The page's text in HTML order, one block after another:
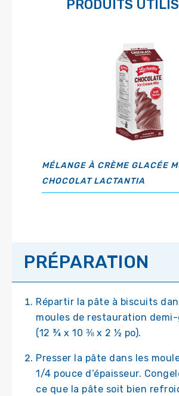
PRODUITS
MÉLANGE À CRÈME GLACÉE
CHOCOLAT LACTANTIA
PRÉPARATION
Répartir la pâte à biscuits
moules de restauration
(12 ¾ x 10 ⅜ x 2 ½ po).
Presser la pâte dans les
1/4 pouce d’épaisseur.
ce que la pâte soit bien